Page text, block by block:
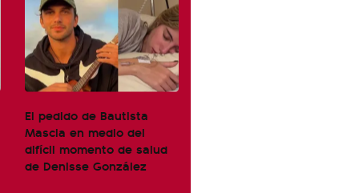
El pedido de Bautista
Mascia en medio del
difícil momento de salud
de Denisse González